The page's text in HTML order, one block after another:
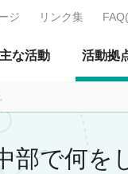
日本ファ
主な活動 活動拠
ジ リンク集
部で何を